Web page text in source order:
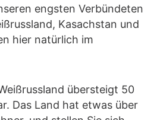
engsten Verbündeten
Kasachstan und
hier natürlich im
übersteigt 50
Das Land hat etwas über